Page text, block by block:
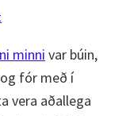
minni var búin,
fór með í
vera aðallega